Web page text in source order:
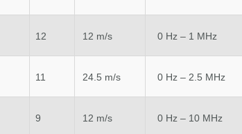
12 12 m/s 0 Hz – 1 MHz
11 24.5 m/s 0 Hz – 2.5 MHz
9 12 m/s 0 Hz – 10 MHz